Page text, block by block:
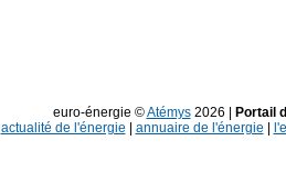
euro-énergie ©Atémys2026 |
Portail
actualité de l'énergie
annuaire de l'énergie